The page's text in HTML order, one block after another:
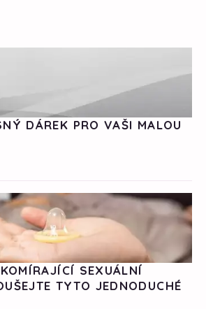
DÁREK PRO VAŠI MALOU
SEXUÁLNÍ
TYTO JEDNODUCHÉ